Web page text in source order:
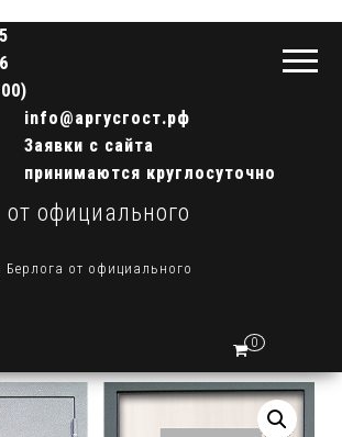
info@аргусгост.рф
Заявки с сайта
принимаются круглосуточно
официального
Берлога от официального
0